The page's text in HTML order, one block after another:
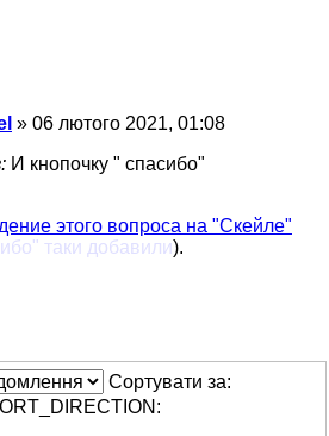
» 06 лютого 2021, 01:08
И кнопочку " спасибо"
этого вопроса на "Скейле"
таки добавили).
Сортувати за: